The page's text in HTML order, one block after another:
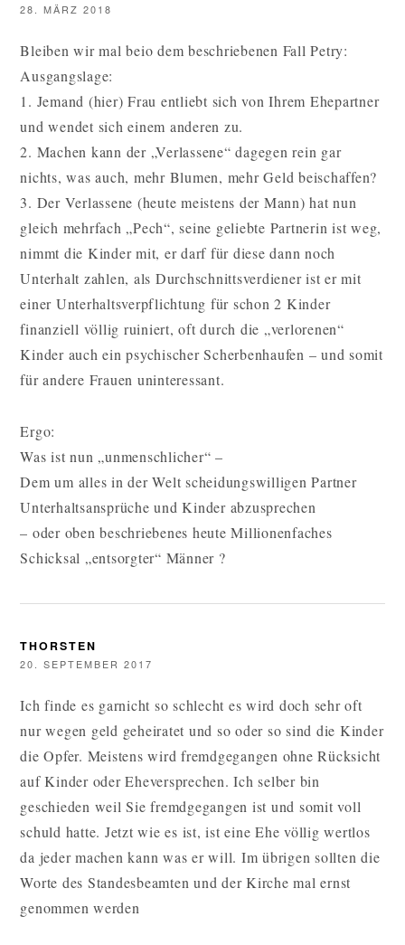
28. MÄRZ 2018
Bleiben wir mal beio dem beschriebenen Fall Petry:
Ausgangslage:
1. Jemand (hier) Frau entliebt sich von Ihrem Ehepartner
und wendet sich einem anderen zu.
2. Machen kann der „Verlassene“ dagegen rein gar
nichts, was auch, mehr Blumen, mehr Geld beischaffen?
3. Der Verlassene (heute meistens der Mann) hat nun
gleich mehrfach „Pech“, seine geliebte Partnerin ist weg,
nimmt die Kinder mit, er darf für diese dann noch
Unterhalt zahlen, als Durchschnittsverdiener ist er mit
einer Unterhaltsverpflichtung für schon 2 Kinder
finanziell völlig ruiniert, oft durch die „verlorenen“
Kinder auch ein psychischer Scherbenhaufen – und somit
für andere Frauen uninteressant.
Ergo:
Was ist nun „unmenschlicher“ –
Dem um alles in der Welt scheidungswilligen Partner
Unterhaltsansprüche und Kinder abzusprechen
– oder oben beschriebenes heute Millionenfaches
Schicksal „entsorgter“ Männer ?
THORSTEN
20. SEPTEMBER 2017
Ich finde es garnicht so schlecht es wird doch sehr oft
nur wegen geld geheiratet und so oder so sind die Kinder
die Opfer. Meistens wird fremdgegangen ohne Rücksicht
auf Kinder oder Eheversprechen. Ich selber bin
geschieden weil Sie fremdgegangen ist und somit voll
schuld hatte. Jetzt wie es ist, ist eine Ehe völlig wertlos
da jeder machen kann was er will. Im übrigen sollten die
Worte des Standesbeamten und der Kirche mal ernst
genommen werden